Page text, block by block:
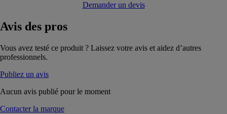
Demander un devis
Avis des pros
Vous avez testé ce produit ? Laissez votre avis et aidez d’autres
professionnels.
Publiez un avis
Aucun avis publié pour le moment
Contacter la marque